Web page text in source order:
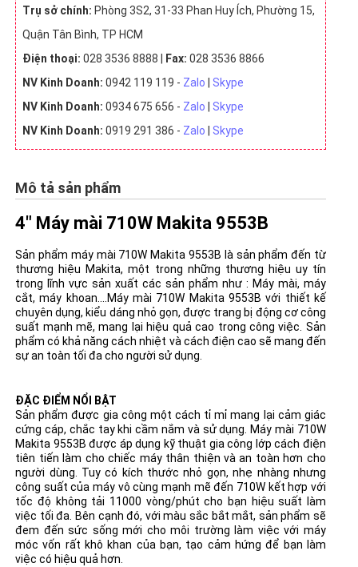
Trụ sở chính: Phòng 3S2, 31-33 Phan Huy Ích, Phường 15,
Quận Tân Bình, TP HCM
Điện thoại: 028 3536 8888 | Fax: 028 3536 8866
NV Kinh Doanh: 0942 119 119 - Zalo
Skype
NV Kinh Doanh: 0934 675 656 - Zalo
Skype
NV Kinh Doanh: 0919 291 386 - Zalo Skype
Mô tả sản phẩm
4" Máy mài 710W Makita 9553B
Sản phẩm máy mài 710W Makita 9553B là sản phẩm đến từ
thương hiệu Makita, một trong những thương hiệu uy tín
trong lĩnh vực sản xuất các sản phẩm như : Máy mài, máy
cắt, máy khoan....Máy mài 710W Makita 9553B với thiết kế
chuyên dụng, kiểu dáng nhỏ gọn, được trang bị động cơ công
suất mạnh mẽ, mang lại hiệu quả cao trong công việc. Sản
phẩm có khả năng cách nhiệt và cách điện cao sẽ mang đến
sự an toàn tối đa cho người sử dụng.
ĐẶC ĐIỂM NỔI BẬT
Sản phẩm được gia công một cách tỉ mỉ mang lại cảm giác
cứng cáp, chắc tay khi cầm nắm và sử dụng. Máy mài 710W
Makita 9553B được áp dụng kỹ thuật gia công lớp cách điện
tiên tiến làm cho chiếc máy thân thiện và an toàn hơn cho
người dùng. Tuy có kích thước nhỏ gọn, nhẹ nhàng nhưng
công suất của máy vô cùng mạnh mẽ đến 710W kết hợp với
tốc độ không tải 11000 vòng/phút cho bạn hiệu suất làm
việc tối đa. Bên cạnh đó, với màu sắc bắt mắt, sản phẩm sẽ
đem đến sức sống mới cho môi trường làm việc với máy
móc vốn rất khô khan của bạn, tạo cảm hứng để bạn làm
việc có hiệu quả hơn.